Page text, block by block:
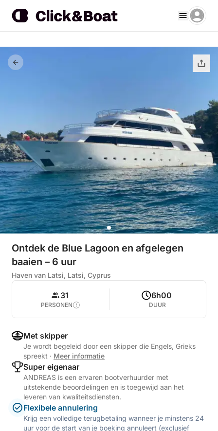
Ontdek de Blue Lagoon en afgelegen
baaien – 6 uur
Haven van Latsi, Latsi, Cyprus
31
PERSONEN
6h00
DUUR
Met skipper
Je wordt begeleid door een skipper die Engels, Grieks
spreekt · Meer informatie
Super eigenaar
ANDREAS is een ervaren bootverhuurder met
uitstekende beoordelingen en is toegewijd aan het
leveren van kwaliteitsdiensten.
Flexibele annulering
Krijg een volledige terugbetaling wanneer je minstens 24
uur voor de start van je boeking annuleert (exclusief